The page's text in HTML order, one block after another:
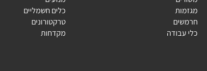
כלים חשמליים
טרקטורונים
מקדחות